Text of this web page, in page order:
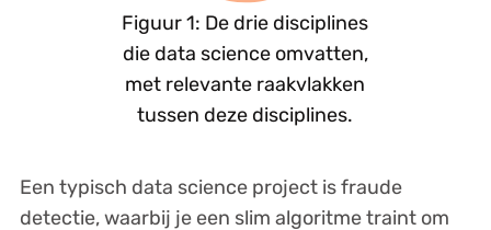
Figuur 1: De drie disciplines
die data science omvatten,
met relevante raakvlakken
tussen deze disciplines.
Een typisch data science project is fraude
detectie, waarbij je een slim algoritme traint om